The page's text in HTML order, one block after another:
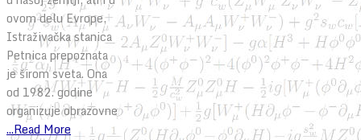
ovom delu Evrope,
Istraživačka stanica
Petnica prepoznata
je širom sveta. Ona
od 1982. godine
organizuje obrazovne
...Read More